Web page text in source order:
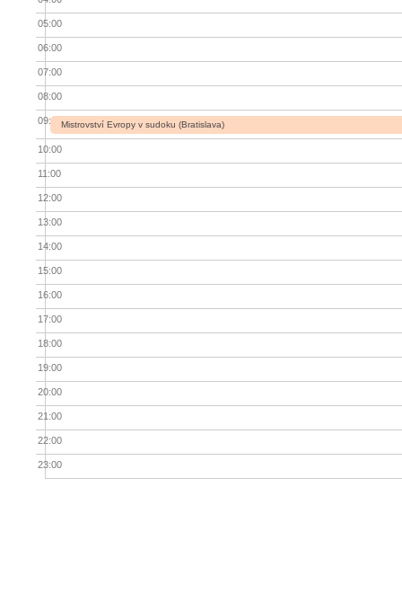
05:00
06:00
07:00
08:00
09:00Mistrovství Evropy v sudoku (Bratislava)
10:00
11:00
12:00
13:00
14:00
15:00
16:00
17:00
18:00
19:00
20:00
21:00
22:00
23:00